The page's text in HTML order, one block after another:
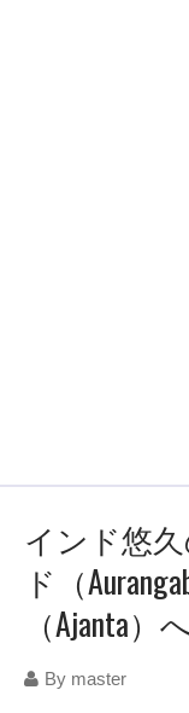
インド悠
ド（
（Ajanta）
By master